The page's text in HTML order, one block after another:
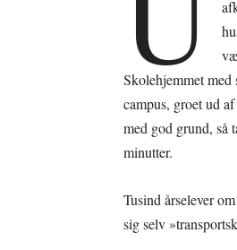
Skolehjemmet
campus, groet ud
med god grund, så
minutter.
Tusind årselever
sig selv